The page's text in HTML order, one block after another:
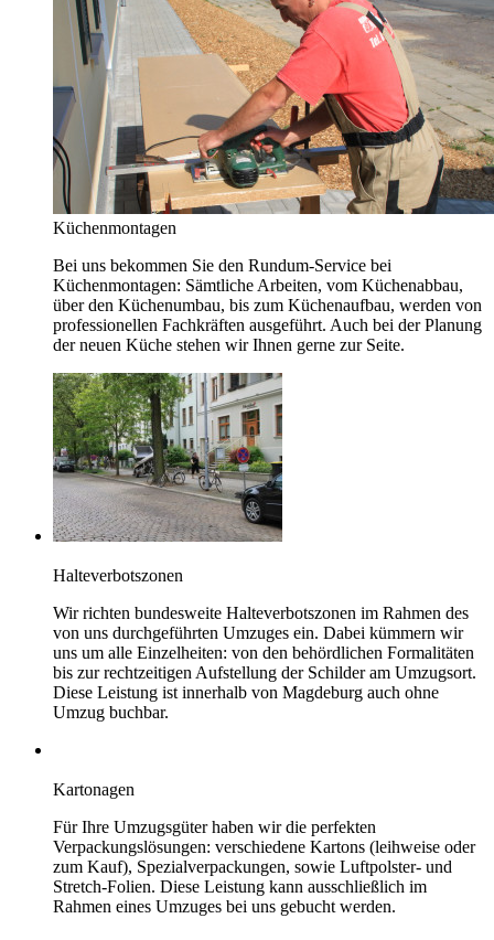
Küchenmontagen
Bei uns bekommen Sie den Rundum-Service bei
Küchenmontagen: Sämtliche Arbeiten, vom Küchenabbau,
über den Küchenumbau, bis zum Küchenaufbau, werden von
professionellen Fachkräften ausgeführt. Auch bei der Planung
der neuen Küche stehen wir Ihnen gerne zur Seite.
Halteverbotszonen
Wir richten bundesweite Halteverbotszonen im Rahmen des
von uns durchgeführten Umzuges ein. Dabei kümmern wir
uns um alle Einzelheiten: von den behördlichen Formalitäten
bis zur rechtzeitigen Aufstellung der Schilder am Umzugsort.
Diese Leistung ist innerhalb von Magdeburg auch ohne
Umzug buchbar.
Kartonagen
Für Ihre Umzugsgüter haben wir die perfekten
Verpackungslösungen: verschiedene Kartons (leihweise oder
zum Kauf), Spezialverpackungen, sowie Luftpolster- und
Stretch-Folien. Diese Leistung kann ausschließlich im
Rahmen eines Umzuges bei uns gebucht werden.